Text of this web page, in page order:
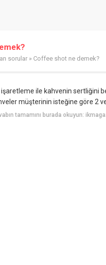
sorular » Coffee shot ne demek?
ile kahvenin sertliğini
müşterinin isteğine göre 2
tamamını burada okuyun: